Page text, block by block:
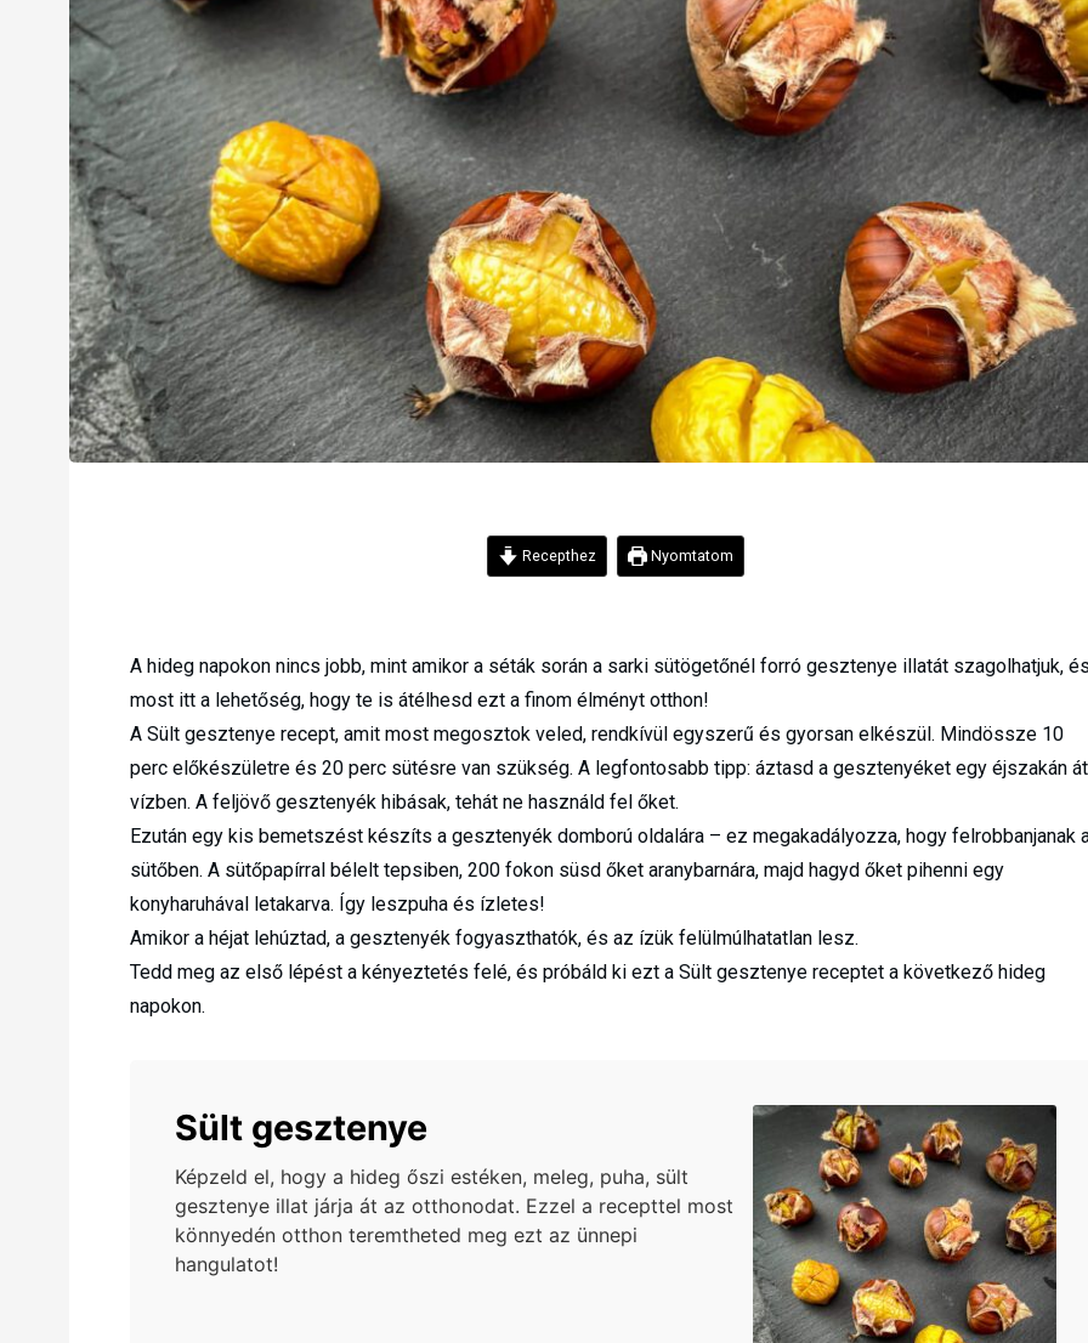
Recepthez Nyomtatom
A hideg napokon nincs jobb, mint amikor a séták során a sarki sütögetőnél forró gesztenye illatát szagolhatjuk,
most itt a lehetőség, hogy te is átélhesd ezt a finom élményt otthon!
A Sült gesztenye recept, amit most megosztok veled, rendkívül egyszerű és gyorsan elkészül. Mindössze 10
perc előkészületre és 20 perc sütésre van szükség. A legfontosabb tipp: áztasd a gesztenyéket egy éjszakán át
vízben. A feljövő gesztenyék hibásak, tehát ne használd fel őket.
Ezután egy kis bemetszést készíts a gesztenyék domború oldalára – ez megakadályozza, hogy felrobbanjanak
sütőben. A sütőpapírral bélelt tepsiben, 200 fokon süsd őket aranybarnára, majd hagyd őket pihenni egy
konyharuhával letakarva. Így leszpuha és ízletes!
Amikor a héjat lehúztad, a gesztenyék fogyaszthatók, és az ízük felülmúlhatatlan lesz.
Tedd meg az első lépést a kényeztetés felé, és próbáld ki ezt a Sült gesztenye receptet a következő hideg
napokon.
Sült gesztenye
Képzeld el, hogy a hideg őszi estéken, meleg, puha, sült
gesztenye illat járja át az otthonodat. Ezzel a recepttel most
könnyedén otthon teremtheted meg ezt az ünnepi
hangulatot!